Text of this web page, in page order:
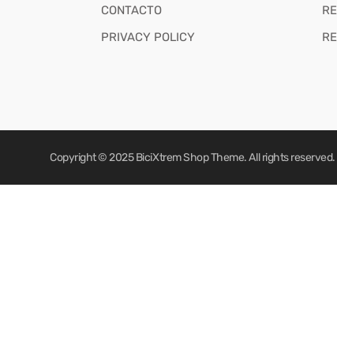
CONTACTO
PRIVACY POLICY
Copyright © 2025BiciXtrem ShopTheme. All rights reserved.